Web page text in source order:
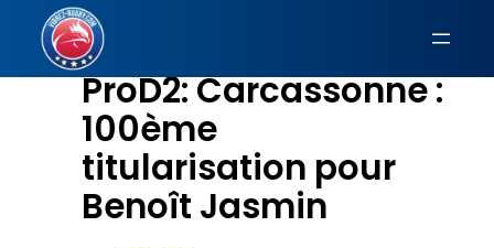
Aller
contenu ProD2: Carcassonne :
100ème
titularisation pour
Benoît Jasmin